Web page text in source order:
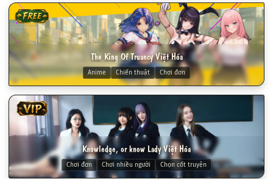
FREE
The King Of Truancy Việt Hóa
Anime Chiến thuật Chơi đơn
VIP
Knowledge, or know Lady Việt Hóa
Chơi đơn Chơi nhiều người Chọn cốt truyện